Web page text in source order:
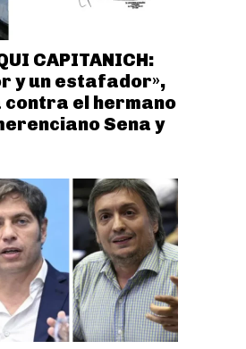
CAPITANICH:
y un estafador»,
el hermano
Sena y